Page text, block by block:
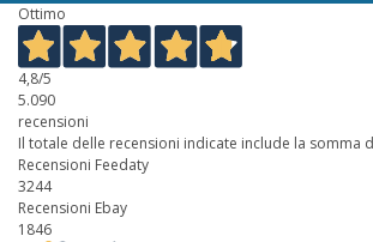
Ottimo
4,8/5
5.090
recensioni
Il totale delle recensioni indicate include la somma
Recensioni Feedaty
3244
Recensioni Ebay
1846